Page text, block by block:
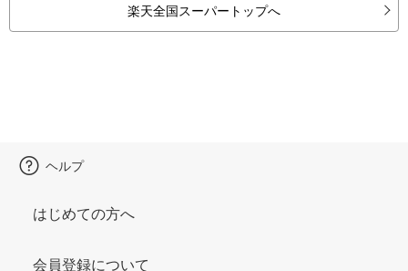
楽天全国スーパートップへ
ヘルプ
はじめての方へ
会員登録について